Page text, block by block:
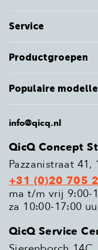
Service
Productgroepen
Populaire
info@qicq.nl
QicQ Concept
Pazzanistraat
+31 (0)20 705
ma t/m vrij 9:00-
za 10:00-17:00
QicQ Service